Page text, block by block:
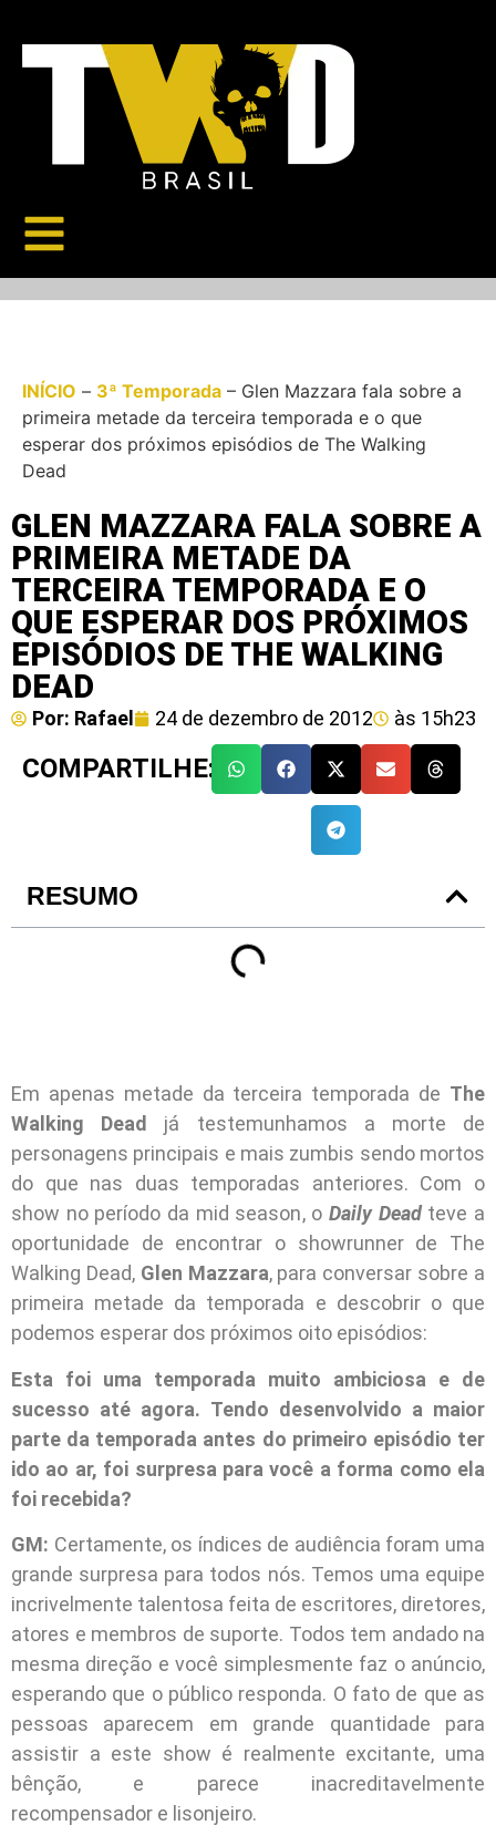
INÍCIO – 3ª Temporada – Glen Mazzara fala sobre a
primeira metade da terceira temporada e o que
esperar dos próximos episódios de The Walking
Dead
GLEN MAZZARA FALA SOBRE A
PRIMEIRA METADE DA
TERCEIRA TEMPORADA E O
QUE ESPERAR DOS PRÓXIMOS
EPISÓDIOS DE THE WALKING
DEAD
Por: Rafael 24 de dezembro de 2012 às 15h23
COMPARTILHE:
RESUMO
Em apenas metade da terceira temporada de The
Walking Dead
já testemunhamos a morte de
personagens principais e mais zumbis sendo mortos
do que nas duas temporadas anteriores. Com o
show no período da mid season, o Daily Deadteve a
oportunidade de encontrar o showrunner de The
Walking Dead, Glen Mazzara, para conversar sobre a
primeira metade da temporada e descobrir o que
podemos esperar dos próximos oito episódios:
Esta foi uma temporada muito ambiciosa e de
sucesso até agora. Tendo desenvolvido a maior
parte da temporada antes do primeiro episódio ter
ido ao ar, foi surpresa para você a forma como ela
foi recebida?
GM: Certamente, os índices de audiência foram uma
grande surpresa para todos nós. Temos uma equipe
incrivelmente talentosa feita de escritores, diretores,
atores e membros de suporte. Todos tem andado na
mesma direção e você simplesmente faz o anúncio,
esperando que o público responda. O fato de que as
pessoas aparecem em grande quantidade para
assistir a este show é realmente excitante, uma
bênção, e parece inacreditavelmente
recompensador e lisonjeiro.